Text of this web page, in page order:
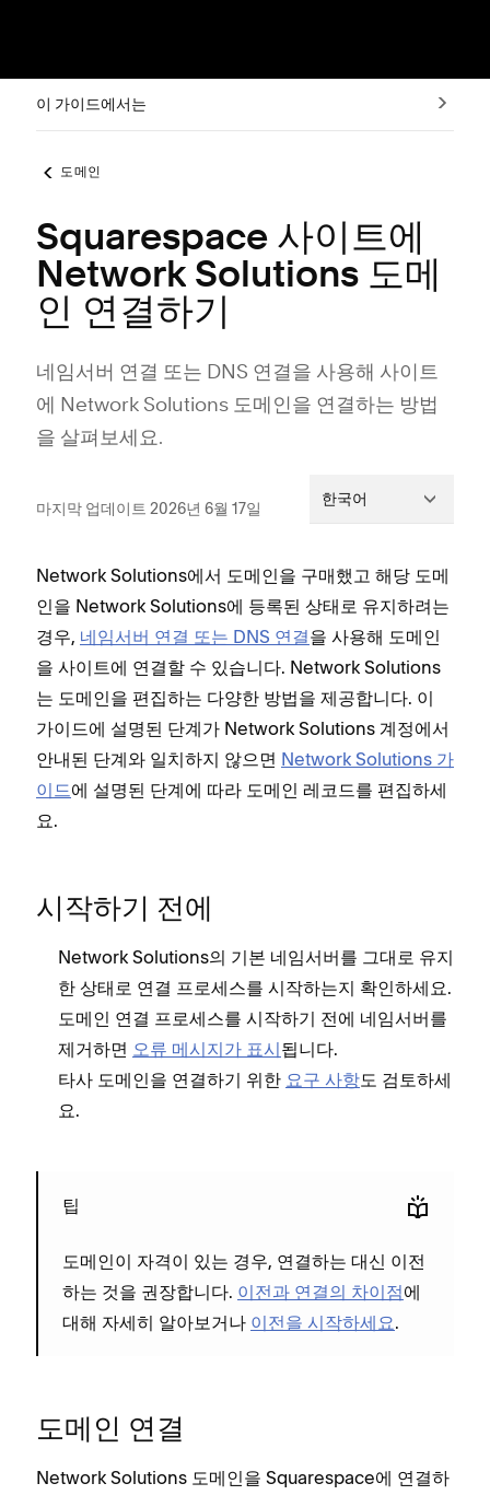
이 가이드에서는
도메인
Squarespace 사이트에
Network Solutions 도메
인 연결하기
네임서버 연결 또는 DNS 연결을 사용해 사이트
에 Network Solutions 도메인을 연결하는 방법
을 살펴보세요.
마지막 업데이트 2026년 6월 17일 한국어
Network Solutions에서 도메인을 구매했고 해당 도메
인을 Network Solutions에 등록된 상태로 유지하려는
경우, 네임서버 연결 또는 DNS 연결을 사용해 도메인
을 사이트에 연결할 수 있습니다. Network Solutions
는 도메인을 편집하는 다양한 방법을 제공합니다. 이
가이드에 설명된 단계가 Network Solutions 계정에서
안내된 단계와 일치하지 않으면 Network Solutions 가
이드에 설명된 단계에 따라 도메인 레코드를 편집하세
요.
시작하기 전에
Network Solutions의 기본 네임서버를 그대로 유지
한 상태로 연결 프로세스를 시작하는지 확인하세요.
도메인 연결 프로세스를 시작하기 전에 네임서버를
제거하면 오류 메시지가 표시됩니다.
타사 도메인을 연결하기 위한 요구 사항도 검토하세
요.
팁
도메인이 자격이 있는 경우, 연결하는 대신 이전
하는 것을 권장합니다. 이전과 연결의 차이점에
대해 자세히 알아보거나 이전을 시작하세요.
도메인 연결
Network Solutions 도메인을 Squarespace에 연결하